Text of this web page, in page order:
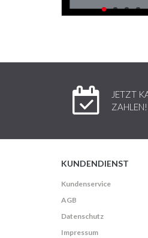
JETZT
ZAHLEN!
KUNDENDIENST
Kundenservice
AGB
Datenschutz
Impressum